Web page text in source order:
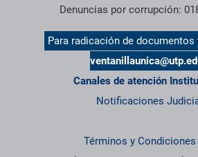
Denuncias por corrupción:
Para radicación de
Canales de atención
Notificaciones
Términos y Condiciones